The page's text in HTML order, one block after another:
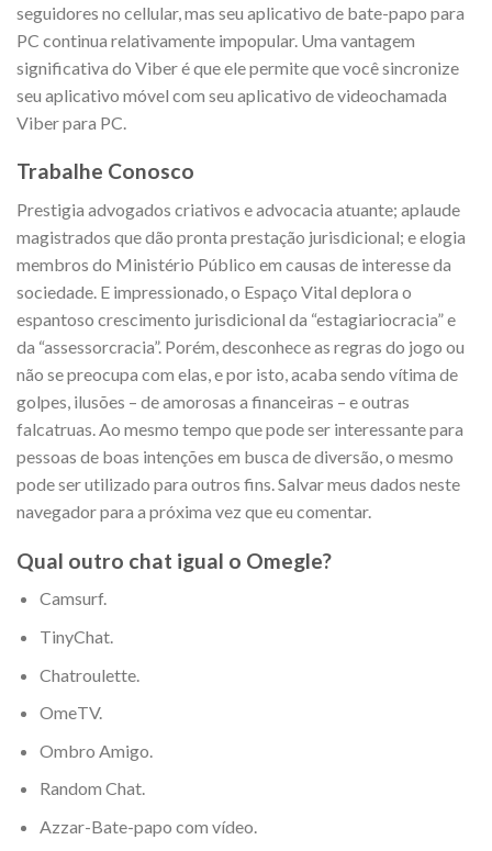
seguidores no cellular, mas seu aplicativo de bate-papo para
PC continua relativamente impopular. Uma vantagem
significativa do Viber é que ele permite que você sincronize
seu aplicativo móvel com seu aplicativo de videochamada
Viber para PC.
Trabalhe Conosco
Prestigia advogados criativos e advocacia atuante; aplaude
magistrados que dão pronta prestação jurisdicional; e elogia
membros do Ministério Público em causas de interesse da
sociedade. E impressionado, o Espaço Vital deplora o
espantoso crescimento jurisdicional da “estagiariocracia” e
da “assessorcracia”. Porém, desconhece as regras do jogo ou
não se preocupa com elas, e por isto, acaba sendo vítima de
golpes, ilusões – de amorosas a financeiras – e outras
falcatruas. Ao mesmo tempo que pode ser interessante para
pessoas de boas intenções em busca de diversão, o mesmo
pode ser utilizado para outros fins. Salvar meus dados neste
navegador para a próxima vez que eu comentar.
Qual outro chat igual o Omegle?
Camsurf.
TinyChat.
Chatroulette.
OmeTV.
Ombro Amigo.
Random Chat.
Azzar-Bate-papo com vídeo.